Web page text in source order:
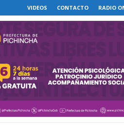
VIDEOS CONTACTO RADIO